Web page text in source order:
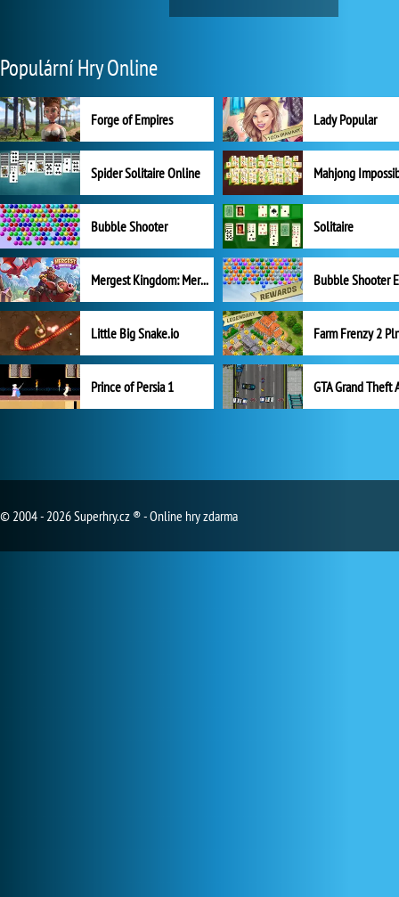
Populární Hry Online
Forge of Empires Lady Popular
Spider Solitaire Online Mahjong
Bubble Shooter Solitaire
Mergest Kingdom: Merge Puzzle
Little Big Snake.io
Prince of Persia 1 GTA Grand Theft
© 2004 - 2026 Superhry.cz ® - Online hry zdarma